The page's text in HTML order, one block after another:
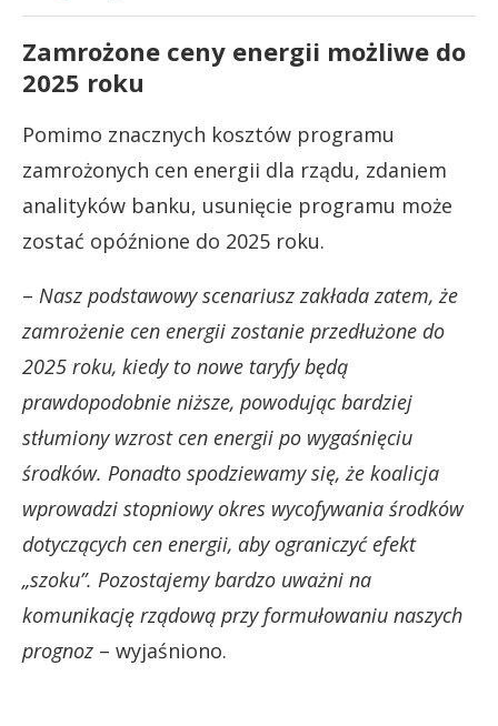
Zamrożone ceny energii możliwe do
2025 roku
Pomimo znacznych kosztów programu
zamrożonych cen energii dla rządu, zdaniem
analityków banku, usunięcie programu może
zostać opóźnione do 2025 roku.
– Nasz podstawowy scenariusz zakłada zatem, że
zamrożenie cen energii zostanie przedłużone do
2025 roku, kiedy to nowe taryfy będą
prawdopodobnie niższe, powodując bardziej
stłumiony wzrost cen energii po wygaśnięciu
środków. Ponadto spodziewamy się, że koalicja
wprowadzi stopniowy okres wycofywania środków
dotyczących cen energii, aby ograniczyć efekt
„szoku”. Pozostajemy bardzo uważni na
komunikację rządową przy formułowaniu naszych
prognoz – wyjaśniono.